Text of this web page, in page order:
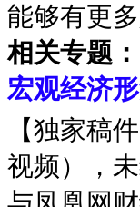
能够有更
相关专题：
宏观经济
【独家稿
视频），